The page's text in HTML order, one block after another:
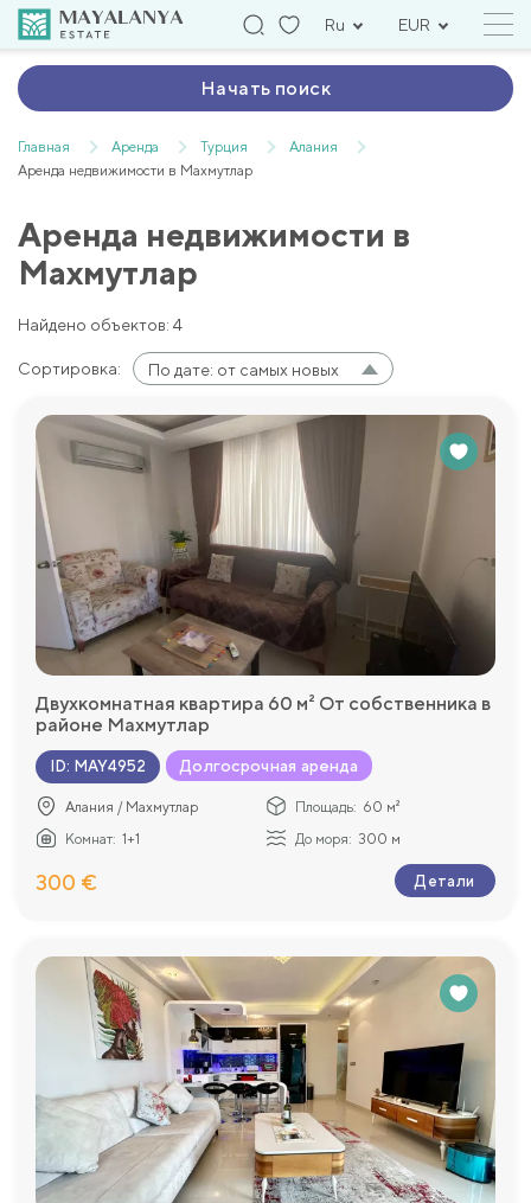
Ru EUR
Начать поиск
Главная Аренда Турция
Алания
Аренда недвижимости в Махмутлар
Аренда недвижимости в
Махмутлар
Найдено объектов: 4
Сортировка: По дате: от самых новых
Двухкомнатная квартира 60 м² От собственника в
районе Махмутлар
ID: MAY4952 Долгосрочная аренда
Алания / Махмутлар Площадь: 60 м²
Комнат: 1+1 До моря: 300 м
300 € Детали